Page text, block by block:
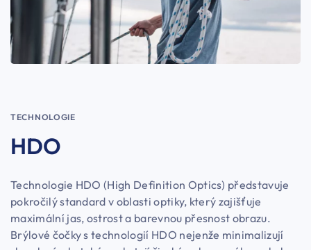
TECHNOLOGIE
HDO
Technologie HDO (High Definition Optics) představuje
pokročilý standard v oblasti optiky, který zajišťuje
maximální jas, ostrost a barevnou přesnost obrazu.
Brýlové čočky s technologií HDO nejenže minimalizují